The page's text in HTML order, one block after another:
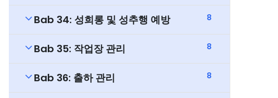
Bab 34: 성희롱 및 성추행 예방 8
Bab 35: 작업장 관리 8
Bab 36: 출하 관리 8